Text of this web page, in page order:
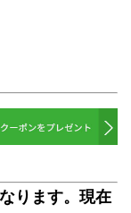
ります。現在